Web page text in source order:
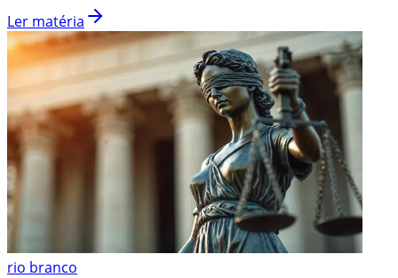
Ler matéria
rio branco